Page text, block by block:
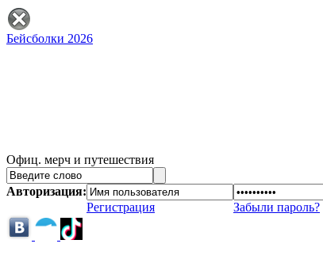
Бейсболки 2026
Офиц. мерч и путешествия
Авторизация:
Регистрация
Забыли пароль?